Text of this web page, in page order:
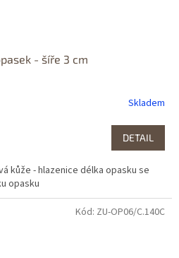
- šíře 3 cm
Skladem
DETAIL
kůže - hlazenice délka opasku se
opasku
Kód: ZU-OP06/C.140C